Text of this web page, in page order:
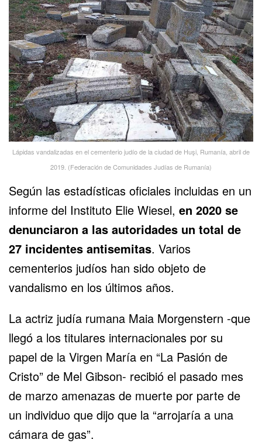
Lápidas vandalizadas en el cementerio judío de la ciudad de Huşi, Rumanía, abril de
2019. (Federación de Comunidades Judías de Rumanía)
Según las estadísticas oficiales incluidas en un
informe del Instituto Elie Wiesel, en 2020 se
denunciaron a las autoridades un total de
27 incidentes antisemitas. Varios
cementerios judíos han sido objeto de
vandalismo en los últimos años.
La actriz judía rumana Maia Morgenstern -que
llegó a los titulares internacionales por su
papel de la Virgen María en “La Pasión de
Cristo” de Mel Gibson- recibió el pasado mes
de marzo amenazas de muerte por parte de
un individuo que dijo que la “arrojaría a una
cámara de gas”.